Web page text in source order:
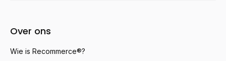
Over ons
Wie is Recommerce®?